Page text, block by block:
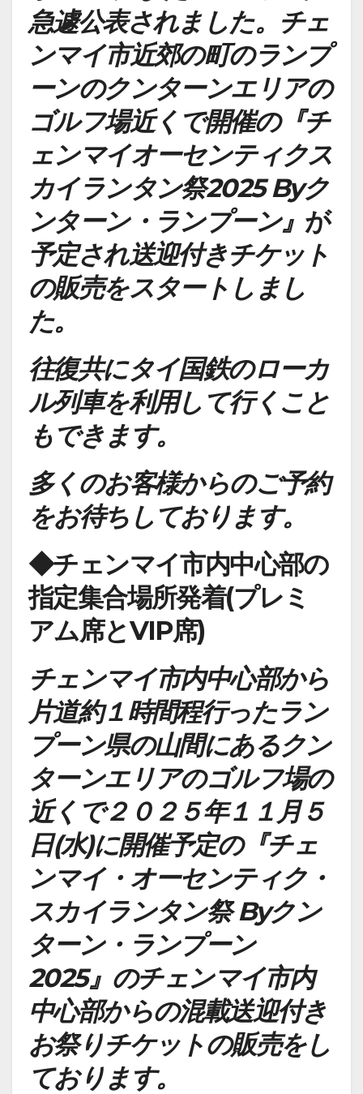
急遽公表されました。チェ
ンマイ市近郊の町のランプ
ーンのクンターンエリアの
ゴルフ場近くで開催の『チ
ェンマイオーセンティクス
カイランタン祭2025 Byク
ンターン・ランプーン』 が
予定され送迎付きチケット
の販売をスタートしまし
た。
往復共にタイ国鉄のローカ
ル列車を利用して行くこと
もできます。
多くのお客様からのご予約
をお待ちしております。
◆チェンマイ市内中心部の
指定集合場所発着(プレミ
アム席とVIP席)
チェンマイ市内中心部から
片道約１時間程行ったラン
プーン県の山間にあるクン
ターンエリアのゴルフ場の
近くで２０２５年１１月５
日(水)に開催予定の『チェ
ンマイ・オーセンティク・
スカイランタン祭 Byクン
ターン・ランプーン
2025』のチェンマイ市内
中心部からの混載送迎付き
お祭りチケットの販売をし
ております。